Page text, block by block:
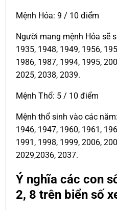
Mệnh Hỏa: 9 / 10 điểm
Người mang mệnh Hỏa sẽ
1935, 1948, 1949, 1956,
1986, 1987, 1994, 1995,
2025, 2038, 2039.
Mệnh Thổ: 5 / 10 điểm
Mệnh thổ sinh vào các
1946, 1947, 1960, 1961,
1991, 1998, 1999, 2006,
2029,2036, 2037.
Ý nghĩa các con
2, 8 trên biển số